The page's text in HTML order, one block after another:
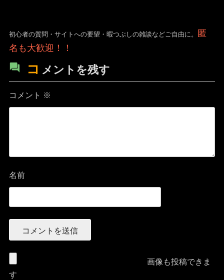
初心者の質問・サイトへの要望・暇つぶしの雑談などご自由に。
匿
名も大歓迎！！
コ メントを残す
コメント ※
名前
画像も投稿できま
す